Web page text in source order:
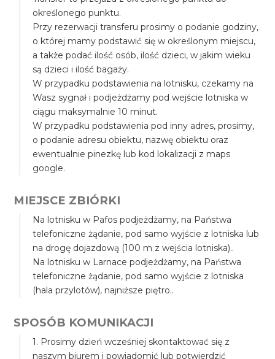
określonego punktu.
Przy rezerwacji transferu prosimy o podanie godziny,
o której mamy podstawić się w określonym miejscu,
a także podać ilość osób, ilość dzieci, w jakim wieku
są dzieci i ilość bagaży.
W przypadku podstawienia na lotnisku, czekamy na
Wasz sygnał i podjeżdżamy pod wejście lotniska w
ciągu maksymalnie 10 minut.
W przypadku podstawienia pod inny adres, prosimy,
o podanie adresu obiektu, nazwę obiektu oraz
ewentualnie pinezkę lub kod lokalizacji z maps
google.
MIEJSCE ZBIÓRKI
Na lotnisku w Pafos podjeżdżamy, na Państwa
telefoniczne żądanie, pod samo wyjście z lotniska lub
na drogę dojazdową (100 m z wejścia lotniska)..
Na lotnisku w Larnace podjeżdżamy, na Państwa
telefoniczne żądanie, pod samo wyjście z lotniska
(hala przylotów), najniższe piętro..
SPOSÓB KOMUNIKACJI
1. Prosimy dzień wcześniej skontaktować się z
naszym biurem i powiadomić lub potwierdzić